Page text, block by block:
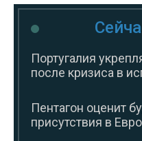
Португалия
после кризиса в
Пентагон оценит
присутствия в